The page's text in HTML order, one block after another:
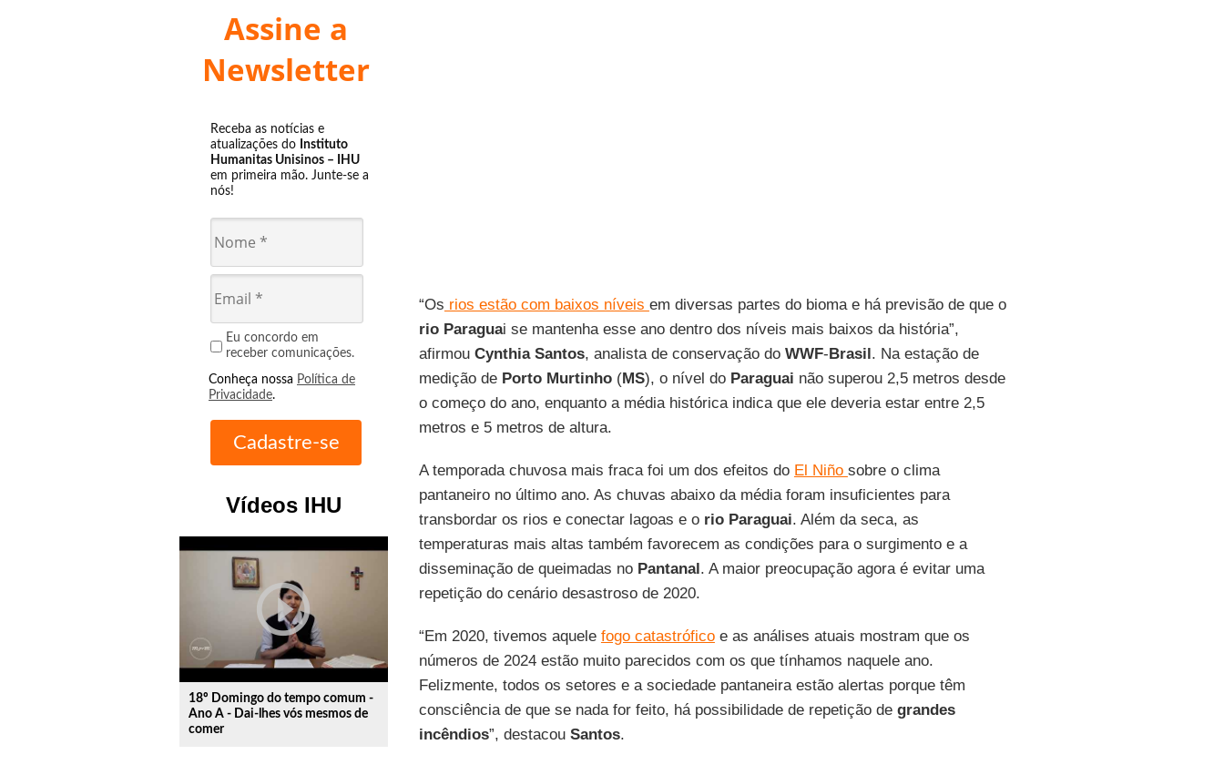
Assine a
Newsletter
Receba as notícias e
atualizações do Instituto
Humanitas Unisinos – IHU
em primeira mão. Junte-se a
nós!
Eu concordo em
receber comunicações.
Conheça nossa Política de
Privacidade.
Vídeos IHU
play_circle_outline
18º Domingo do tempo comum -
Ano A - Dai-lhes vós mesmos de
comer
“Os rios estão com baixos níveis em diversas partes do bioma e há previsão de que o
rio Paraguai se mantenha esse ano dentro dos níveis mais baixos da história”,
afirmou Cynthia Santos, analista de conservação do WWF-Brasil. Na estação de
medição de Porto Murtinho(MS), o nível do Paraguai não superou 2,5 metros desde
o começo do ano, enquanto a média histórica indica que ele deveria estar entre 2,5
metros e 5 metros de altura.
A temporada chuvosa mais fraca foi um dos efeitos do El Niño sobre o clima
pantaneiro no último ano. As chuvas abaixo da média foram insuficientes para
transbordar os rios e conectar lagoas e o rio Paraguai. Além da seca, as
temperaturas mais altas também favorecem as condições para o surgimento e a
disseminação de queimadas no Pantanal. A maior preocupação agora é evitar uma
repetição do cenário desastroso de 2020.
“Em 2020, tivemos aquele fogo catastróficoe as análises atuais mostram que os
números de 2024 estão muito parecidos com os que tínhamos naquele ano.
Felizmente, todos os setores e a sociedade pantaneira estão alertas porque têm
consciência de que se nada for feito, há possibilidade de repetição degrandes
incêndios”, destacou Santos.